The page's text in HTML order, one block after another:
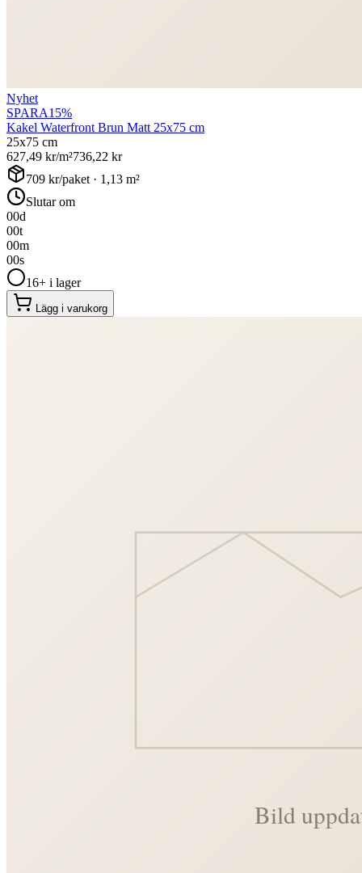
Nyhet
SPARA15%
Kakel Waterfront Brun Matt 25x75 cm
25x75 cm
627,49 kr/m²736,22 kr
709 kr/paket · 1,13 m²
Slutar om
00d
00t
00m
00s
16+ i lager
Lägg i varukorg